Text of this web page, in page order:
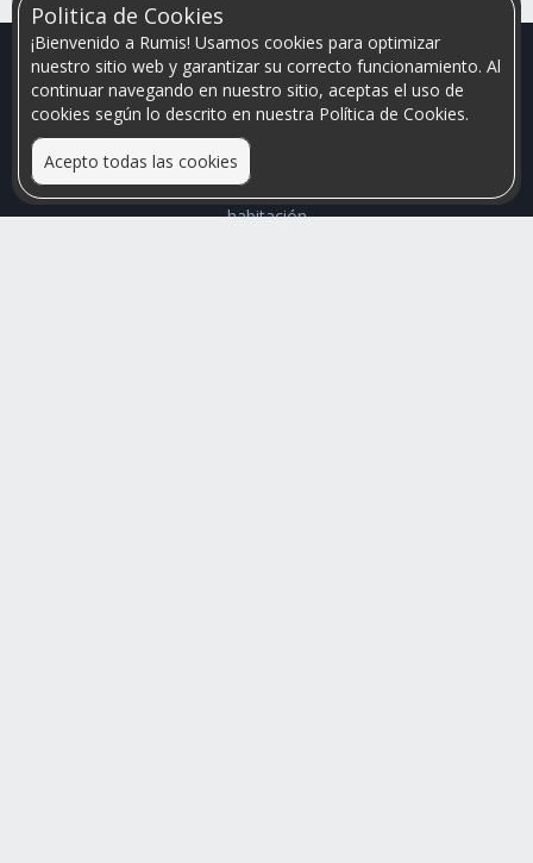
Politica de Cookies
¡Bienvenido a Rumis! Usamos cookies para optimizar
nuestro sitio web y garantizar su correcto funcionamiento. Al
continuar navegando en nuestro sitio, aceptas el uso de
cookies según lo descrito en nuestra Política de Cookies.
Acepto todas las cookies
Relacionamos personas que arriendan con las que buscan una
habitación